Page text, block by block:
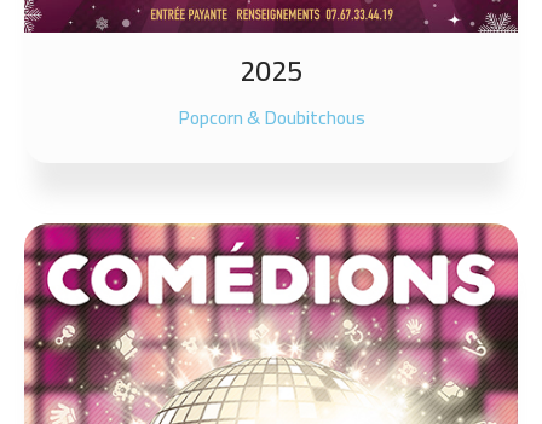
2025
Popcorn & Doubitchous